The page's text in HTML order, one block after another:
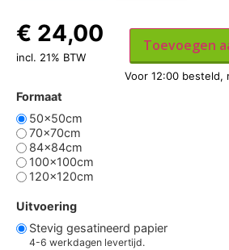
Formaat
50x50cm
70x70cm
84x84cm
100x100cm
120x120cm
Uitvoering
Stevig gesatineerd papier
4-6 werkdagen levertijd.
€ 24,00
incl. 21% BTW
Toevoegen